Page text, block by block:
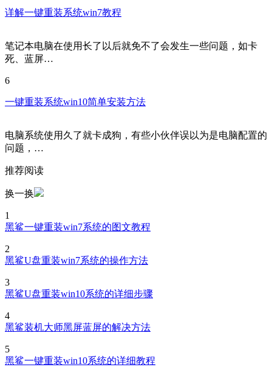
详解一键重装系统win7教程
笔记本电脑在使用长了以后就免不了会发生一些问题，如卡
死、蓝屏…
6
一键重装系统win10简单安装方法
电脑系统使用久了就卡成狗，有些小伙伴误以为是电脑配置的
问题，…
推荐阅读
换一换
1
黑鲨一键重装win7系统的图文教程
2
黑鲨U盘重装win7系统的操作方法
3
黑鲨U盘重装win10系统的详细步骤
4
黑鲨装机大师黑屏蓝屏的解决方法
5
黑鲨一键重装win10系统的详细教程